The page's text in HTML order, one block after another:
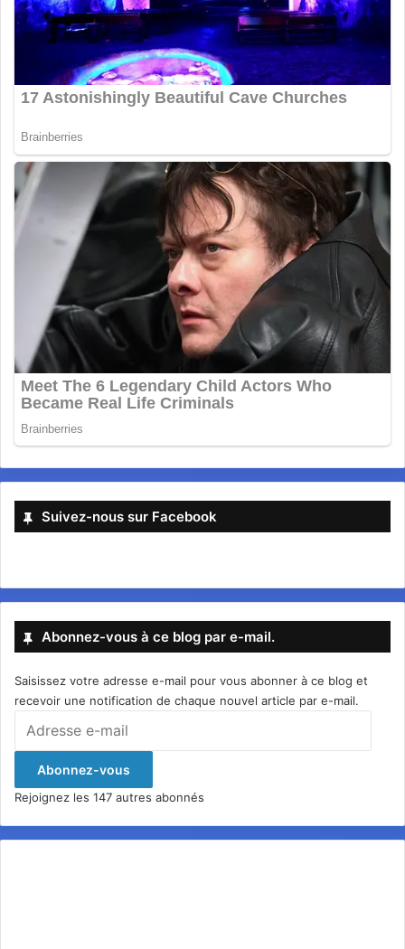
Suivez-nous sur Facebook
Abonnez-vous à ce blog par e-mail.
Saisissez votre adresse e-mail pour vous abonner à ce blog et
recevoir une notification de chaque nouvel article par e-mail.
Abonnez-vous
Rejoignez les 147 autres abonnés